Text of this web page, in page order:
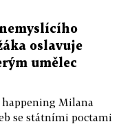
oslavuje
umělec
Milana
se státními poctami